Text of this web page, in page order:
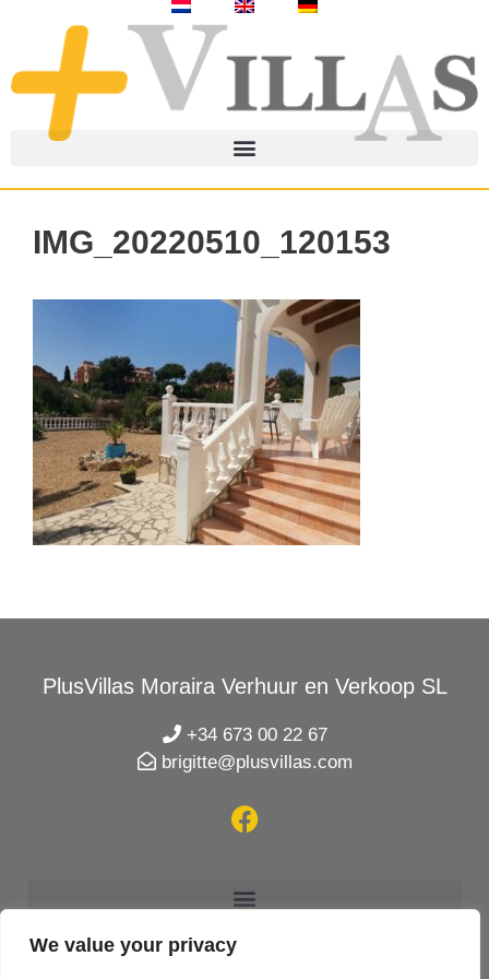
We value your privacy
IMG_20220510_120153
PlusVillas Moraira Verhuur en Verkoop SL
+34 673 00 22 67
brigitte@plusvillas.com